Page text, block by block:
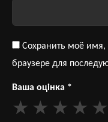
Сохранить моё имя,
браузере для
Ваша оцінка *